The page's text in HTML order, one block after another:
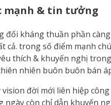
mạnh & tin tưởng
đối kháng thuần phần
cả. trong số điểm mạnh
thích & khuyến nghị
nhiên buôn buôn bán
đời mới liên hiệp
ngày còn chỉ dẫn khuyến